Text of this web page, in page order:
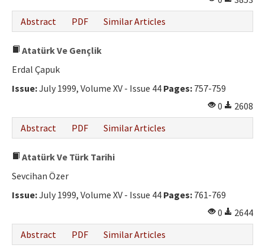
Abstract
PDF Similar Articles
Atatürk Ve Gençlik
Erdal Çapuk
Issue:July 1999, Volume XV - Issue 44 Pages: 757-759
0
2608
Abstract
PDF Similar Articles
Atatürk Ve Türk Tarihi
Sevcihan Özer
Issue:July 1999, Volume XV - Issue 44 Pages: 761-769
0
2644
Abstract
PDF Similar Articles